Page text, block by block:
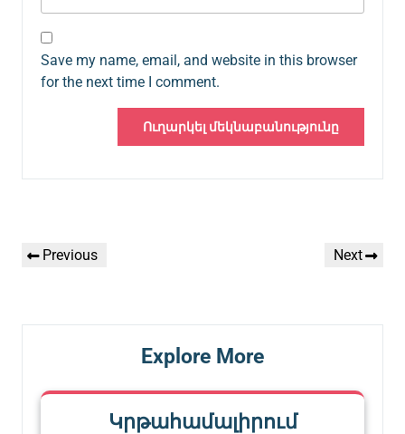
Save my name, email, and website in this browser
for the next time I comment.
նավարկումը
Previous
Previous
Next
Next
Explore More
Կրթահամալիրում